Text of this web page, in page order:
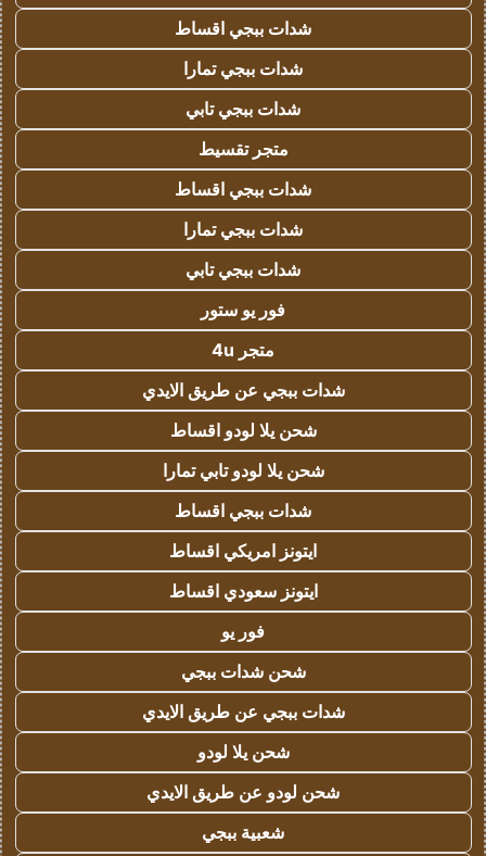
شدات ببجي اقساط
شدات ببجي تمارا
شدات ببجي تابي
متجر تقسيط
شدات ببجي اقساط
شدات ببجي تمارا
شدات ببجي تابي
فور يو ستور
متجر 4u
شدات ببجي عن طريق الايدي
شحن يلا لودو اقساط
شحن يلا لودو تابي تمارا
شدات ببجي اقساط
ايتونز امريكي اقساط
ايتونز سعودي اقساط
فور يو
شحن شدات ببجي
شدات ببجي عن طريق الايدي
شحن يلا لودو
شحن لودو عن طريق الايدي
شعبية ببجي